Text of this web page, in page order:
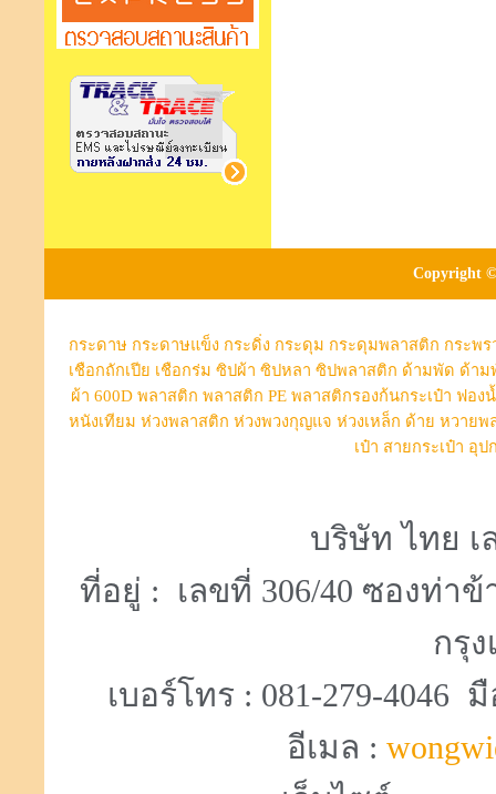
Copyright ©
กระดาษ กระดาษแข็ง กระดิ่ง กระดุม กระดุมพลาสติก กระพร
เชือกถักเปีย เชือกร่ม ซิปผ้า ซิปหลา ซิปพลาสติก ด้ามพัด ด้าม
ผ้า 600D พลาสติก พลาสติก PE พลาสติกรองก้นกระเป๋า ฟอง
หนังเทียม ห่วงพลาสติก ห่วงพวงกุญแจ ห่วงเหล็ก ด้าย หวายพ
เป๋า สายกระเป๋า อุป
บริษัท ไทย เ
ที่อยู่ : เลขที่ 306/40 ซองท่า
กรุง
เบอร์โทร : 081-279-4046
อีเมล :